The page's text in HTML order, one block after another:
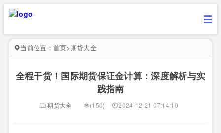
当前位置： 首页>期货大全
全程干货！国际期货保证金计算：深度解析与实
践指南
期货大全 (150) 2024-12-21 07:14:10